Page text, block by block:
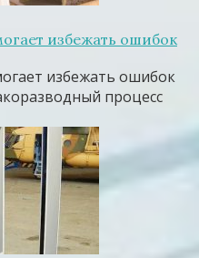
избежать ошибок
избежать ошибок
процесс